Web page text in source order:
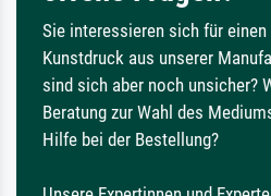
Sie interessieren sich für einen
Kunstdruck aus unserer
sind sich aber noch unsicher?
Beratung zur Wahl des
Hilfe bei der Bestellung?